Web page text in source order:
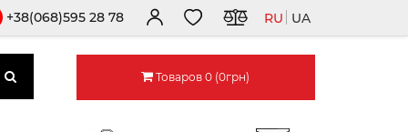
+38(068)595 28 78 RU UA
Товаров 0 (0грн)